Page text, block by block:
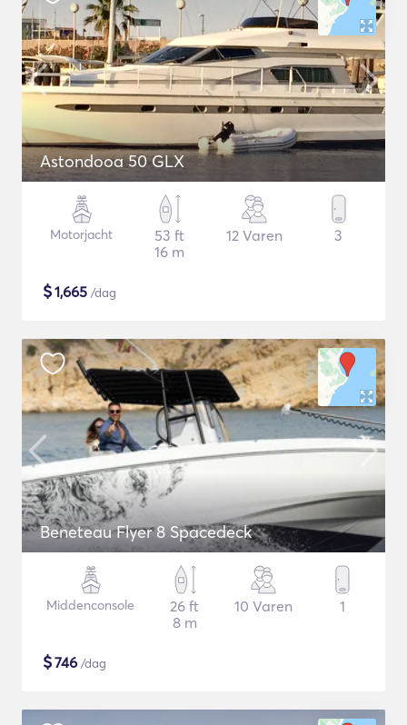
Astondooa 50 GLX
Motorjacht
53 ft
16 m
12 Varen 3
$1,665 /dag
Beneteau Flyer 8 Spacedeck
Middenconsole
26 ft
8 m
10 Varen 1
$746 /dag